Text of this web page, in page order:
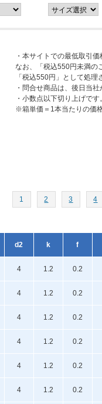
・本サイトでの最低取引
なお、「税込550円未満の
「税込550円」として処
・問合せ商品は、後日当
・小数点以下切り上げです
※箱単価＝1本当たりの価
1 2 3 4
d2 k f
4 1.2 0.2
4 1.2 0.2
4 1.2 0.2
4 1.2 0.2
4 1.2 0.2
4 1.2 0.2